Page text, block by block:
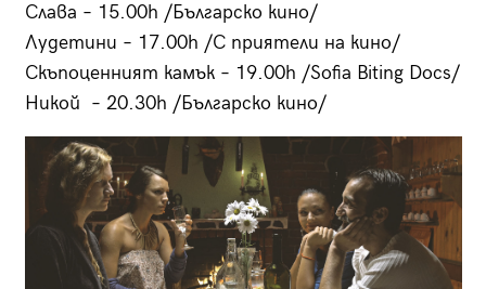
Слава – 15.00h /Българско кино/
Лудетини – 17.00h /С приятели на кино/
Скъпоценният камък – 19.00h /Sofia Biting Docs/
Никой – 20.30h /Българско кино/